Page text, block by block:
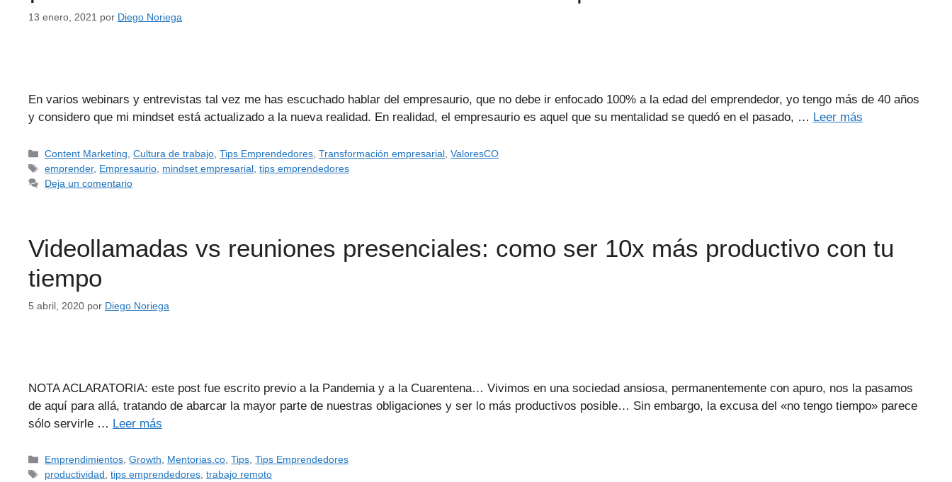
13 enero, 2021 por Diego Noriega
En varios webinars y entrevistas tal vez me has escuchado hablar del empresaurio, que no debe ir enfocado 100% a la edad del emprendedor, yo tengo más de 40 años
y considero que mi mindset está actualizado a la nueva realidad. En realidad, el empresaurio es aquel que su mentalidad se quedó en el pasado, … Leer más
Content Marketing,Cultura de trabajo,Tips Emprendedores,Transformación empresarial,ValoresCO
emprender, Empresaurio, mindset empresarial,tips emprendedores
Deja un comentario
Videollamadas vs reuniones presenciales: como ser 10x más productivo con tu
tiempo
5 abril, 2020 por Diego Noriega
NOTA ACLARATORIA: este post fue escrito previo a la Pandemia y a la Cuarentena… Vivimos en una sociedad ansiosa, permanentemente con apuro, nos la pasamos
de aquí para allá, tratando de abarcar la mayor parte de nuestras obligaciones y ser lo más productivos posible… Sin embargo, la excusa del «no tengo tiempo» parece
sólo servirle … Leer más
Emprendimientos,Growth, Mentorias.co,Tips,Tips Emprendedores
productividad,tips emprendedores,trabajo remoto